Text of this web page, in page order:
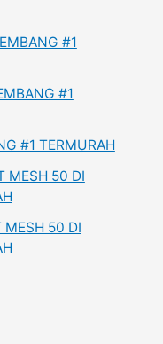
#1
#1
#1 TERMURAH
MESH 50 DI
MESH 50 DI